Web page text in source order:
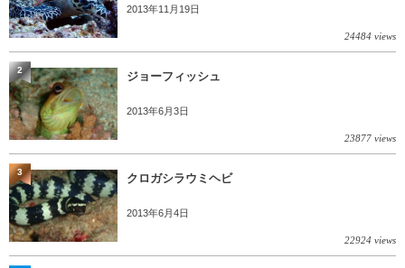
2013年11月19日
24484 views
ジョーフィッシュ
2013年6月3日
23877 views
2
クロガシラウミヘビ
2013年6月4日
22924 views
3